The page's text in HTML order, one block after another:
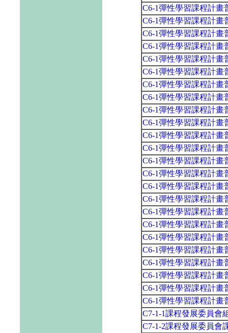
C6-1彈性學習課程計畫
C6-1彈性學習課程計畫
C6-1彈性學習課程計畫
C6-1彈性學習課程計畫
C6-1彈性學習課程計畫
C6-1彈性學習課程計畫
C6-1彈性學習課程計畫
C6-1彈性學習課程計畫
C6-1彈性學習課程計畫
C6-1彈性學習課程計畫
C6-1彈性學習課程計畫
C6-1彈性學習課程計畫
C6-1彈性學習課程計畫
C6-1彈性學習課程計畫
C6-1彈性學習課程計畫
C6-1彈性學習課程計畫
C6-1彈性學習課程計畫
C6-1彈性學習課程計畫
C6-1彈性學習課程計畫
C6-1彈性學習課程計畫
C6-1彈性學習課程計畫
C6-1彈性學習課程計畫
C6-1彈性學習課程計畫
C6-1彈性學習課程計畫
C7-1-1課程發展委員會
C7-1-2課程發展委員會